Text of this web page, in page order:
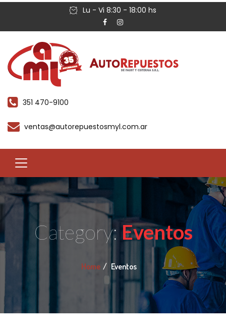
Lu - Vi 8:30 - 18:00 hs
351 470-9100
ventas@autorepuestosmyl.com.ar
Category: Eventos
Home Eventos